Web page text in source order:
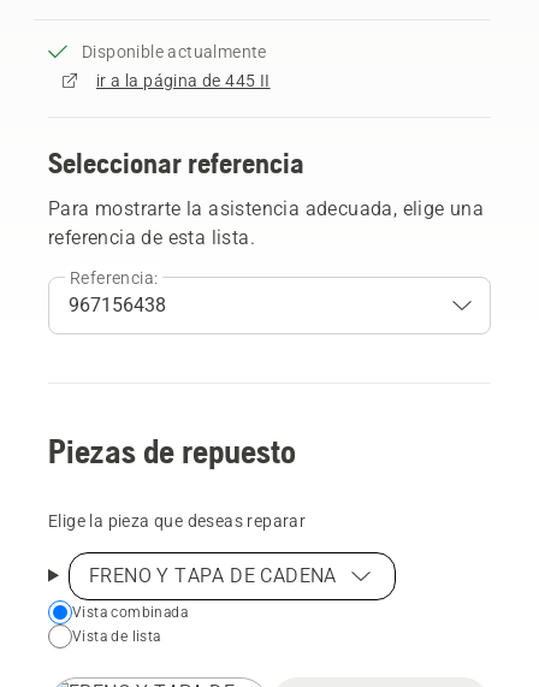
Disponible actualmente
ir a la página de 445 II
Seleccionar referencia
Para mostrarte la asistencia adecuada, elige una
referencia de esta lista.
Referencia:
Piezas de repuesto
Elige la pieza que deseas reparar
FRENO Y TAPA DE CADENA
Choose
your
Vista combinada
Vista de lista